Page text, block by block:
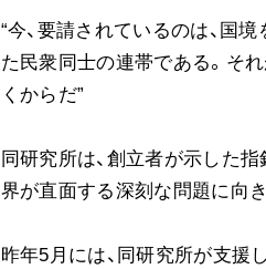
“今、要請されているのは、国
た民衆同士の連帯である。そ
くからだ”
同研究所は、創立者が示した
界が直面する深刻な問題に向
昨年5月には、同研究所が支援